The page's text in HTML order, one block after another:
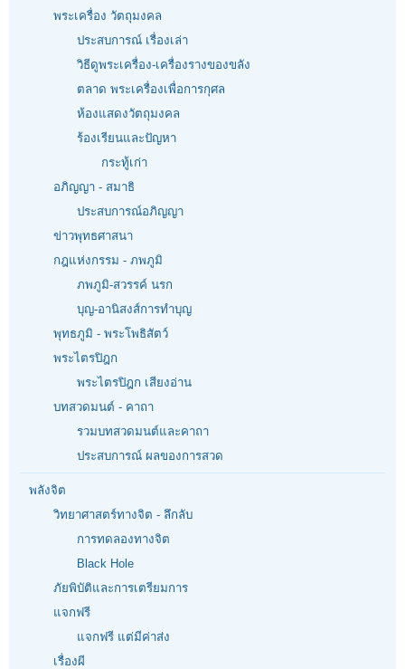
พระเครื่อง วัตถุมงคล
ประสบการณ์ เรื่องเล่า
วิธีดูพระเครื่อง-เครื่องรางของขลัง
ตลาด พระเครื่องเพื่อการกุศล
ห้องแสดงวัตถุมงคล
ร้องเรียนและปัญหา
กระทู้เก่า
อภิญญา - สมาธิ
ประสบการณ์อภิญญา
ข่าวพุทธศาสนา
กฎแห่งกรรม - ภพภูมิ
ภพภูมิ-สวรรค์ นรก
บุญ-อานิสงส์การทำบุญ
พุทธภูมิ - พระโพธิสัตว์
พระไตรปิฎก
พระไตรปิฎก เสียงอ่าน
บทสวดมนต์ - คาถา
รวมบทสวดมนต์และคาถา
ประสบการณ์ ผลของการสวด
พลังจิต
วิทยาศาสตร์ทางจิต - ลึกลับ
การทดลองทางจิต
Black Hole
ภัยพิบัติและการเตรียมการ
แจกฟรี
แจกฟรี แต่มีค่าส่ง
เรื่องผี